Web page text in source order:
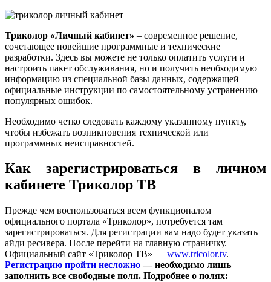
Триколор «Личный кабинет» – современное решение,
сочетающее новейшие программные и технические
разработки. Здесь вы можете не только оплатить услуги и
настроить пакет обслуживания, но и получить необходимую
информацию из специальной базы данных, содержащей
официальные инструкции по самостоятельному устранению
популярных ошибок.
Необходимо четко следовать каждому указанному пункту,
чтобы избежать возникновения технической или
программных неисправностей.
Как зарегистрироваться в личном
кабинете Триколор ТВ
Прежде чем воспользоваться всем функционалом
официального портала «Триколор», потребуется там
зарегистрироваться. Для регистрации вам надо будет указать
айди ресивера. После перейти на главную страничку.
Официальный сайт «Триколор ТВ» — www.tricolor.tv.
Регистрацию пройти несложно— необходимо лишь
заполнить все свободные поля. Подробнее о полях: